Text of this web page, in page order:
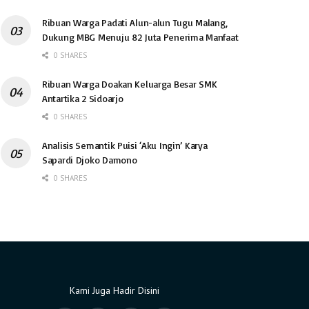
Ribuan Warga Padati Alun-alun Tugu Malang,
Dukung MBG Menuju 82 Juta Penerima Manfaat
0 SHARES
Ribuan Warga Doakan Keluarga Besar SMK
Antartika 2 Sidoarjo
0 SHARES
Analisis Semantik Puisi ‘Aku Ingin’ Karya
Sapardi Djoko Damono
0 SHARES
Kami Juga Hadir Disini